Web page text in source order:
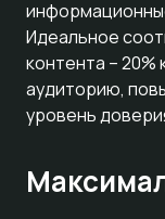
Идеальное
контента – 20%
аудиторию,
уровень